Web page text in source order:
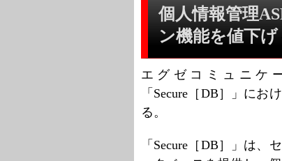
個人情報管理
ン機能を値下
エグゼコミュニケ
「Secure［DB］」に
る。
「Secure［DB］」は